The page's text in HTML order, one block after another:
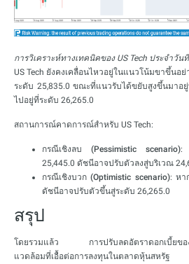
การวิเคราะห์ทางเทคนิคของ US Tech ประจำวั
US Tech ยังคงเคลื่อนไหวอยู่ในแนวโน้มขาขึ้นอ
ระดับ 25,835.0 ขณะที่แนวรับได้ขยับสูงขึ้นมาอ
ไปอยู่ที่ระดับ 26,265.0
สถานการณ์คาดการณ์สำหรับ US Tech:
กรณีเชิงลบ (Pessimistic scenario):
25,445.0 ดัชนีอาจปรับตัวลงสู่บริเวณ
กรณีเชิงบวก (Optimistic scenario): หา
ดัชนีอาจปรับตัวขึ้นสู่ระดับ 26,265.0
สรุป
โดยรวมแล้ว การปรับลดอัตราดอกเบี้ยของ
แวดล้อมที่เอื้อต่อการลงทุนในตลาดหุ้นสหรั